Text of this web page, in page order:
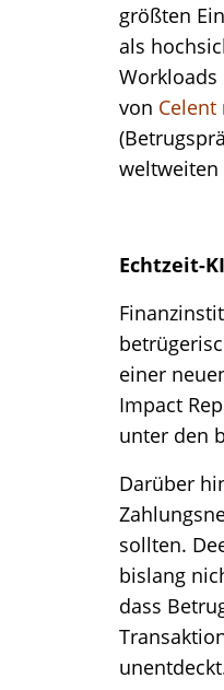
größten
als
Workloads
von Celent
weltweiten
Echtzeit-
einer
Impact
unter den
Darüber
sollten.
bislang
dass